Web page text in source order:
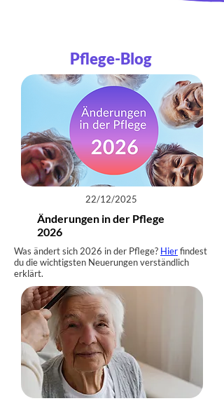
Pflege-Blog
22/12/2025
Änderungen in der Pflege
2026
Was ändert sich 2026 in der Pflege? Hierfindest
du die wichtigsten Neuerungen verständlich
erklärt.